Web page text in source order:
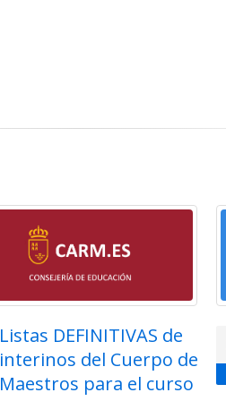
Listas DEFINITIVAS de
interinos del Cuerpo de
Maestros para el curso